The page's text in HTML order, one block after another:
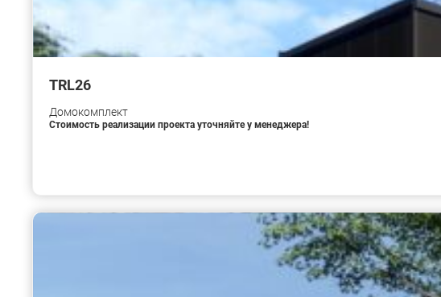
TRL26
Домокомплект
Стоимость реализации проекта уточняйте у менеджера!